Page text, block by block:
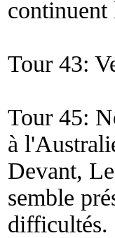
continuent
Tour 43:
Tour 45:
à
Devant,
semble
difficultés.